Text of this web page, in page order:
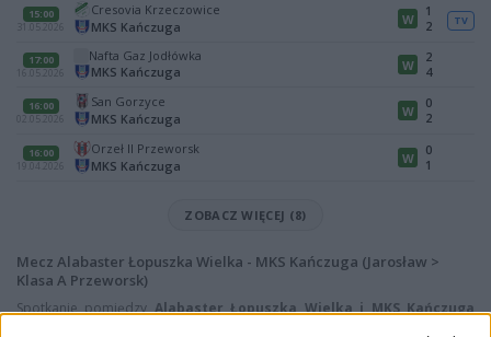
15:00
31.05.2026
Cresovia Krzeczowice
MKS Kańczuga
W
1
2
TV
17:00
16.05.2026
Nafta Gaz Jodłówka
MKS Kańczuga
W
2
4
16:00
02.05.2026
San Gorzyce
MKS Kańczuga
W
0
2
16:00
19.04.2026
Orzeł II Przeworsk
MKS Kańczuga
W
0
1
ZOBACZ WIĘCEJ (8)
Mecz Alabaster Łopuszka Wielka - MKS Kańczuga (Jarosław >
Klasa A Przeworsk)
Spotkanie pomiędzyAlabaster Łopuszka Wielka i MKS Kańczuga